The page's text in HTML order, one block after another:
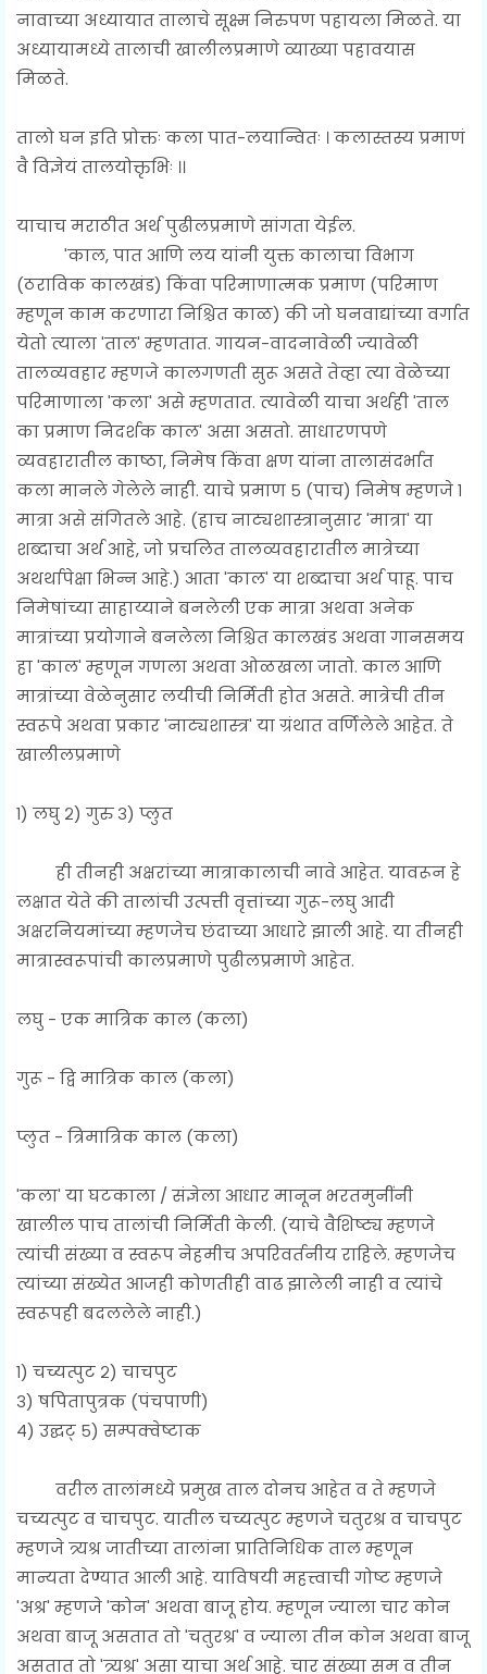
नावाच्या अध्यायात तालाचे सूक्ष्म निरुपण पहायला मिळते. या
अध्यायामध्ये तालाची खालीलप्रमाणे व्याख्या पहावयास
मिळते.
तालो घन इति प्रोक्तः कला पात-लयान्वितः । कलास्तस्य प्रमाणं
वै विज्ञेयं तालयोक्तृभिः ।।
याचाच मराठीत अर्थ पुढीलप्रमाणे सांगता येईल.
'काल, पात आणि लय यांनी युक्त कालाचा विभाग
(ठराविक कालखंड) किंवा परिमाणात्मक प्रमाण (परिमाण
म्हणून काम करणारा निश्चित काळ) की जो घनवाद्यांच्या वर्गात
येतो त्याला 'ताल' म्हणतात. गायन-वादनावेळी ज्यावेळी
तालव्यवहार म्हणजे कालगणती सुरू असते तेव्हा त्या वेळेच्या
परिमाणाला 'कला' असे म्हणतात. त्यावेळी याचा अर्थही 'ताल
का प्रमाण निदर्शक काल' असा असतो. साधारणपणे
व्यवहारातील काष्ठा, निमेष किंवा क्षण यांना तालासंदर्भात
कला मानले गेलेले नाही. याचे प्रमाण ५ (पाच) निमेष म्हणजे १
मात्रा असे संगितले आहे. (हाच नाट्यशास्त्रानुसार 'मात्रा' या
शब्दाचा अर्थ आहे, जो प्रचलित तालव्यवहारातील मात्रेच्या
अथर्थापेक्षा भिन्न आहे.) आता 'काल' या शब्दाचा अर्थ पाहू. पाच
निमेषांच्या साहाय्याने बनलेली एक मात्रा अथवा अनेक
मात्रांच्या प्रयोगाने बनलेला निश्चित कालखंड अथवा गानसमय
हा 'काल' म्हणून गणला अथवा ओळखला जातो. काल आणि
मात्रांच्या वेळेनुसार लयीची निर्मिती होत असते. मात्रेची तीन
स्वरूपे अथवा प्रकार 'नाट्यशास्त्र' या ग्रंथात वर्णिलेले आहेत. ते
खालीलप्रमाणे
१) लघु २) गुरु ३) प्लुत
ही तीनही अक्षरांच्या मात्राकालाची नावे आहेत. यावरून हे
लक्षात येते की तालांची उत्पत्ती वृत्तांच्या गुरू-लघु आदी
अक्षरनियमांच्या म्हणजेच छंदाच्या आधारे झाली आहे. या तीनही
मात्रास्वरूपांची कालप्रमाणे पुढीलप्रमाणे आहेत.
लघु - एक मात्रिक काल (कला)
गुरू - द्वि मात्रिक काल (कला)
प्लुत - त्रिमात्रिक काल (कला)
'कला' या घटकाला / संज्ञेला आधार मानून भरतमुनींनी
खालील पाच तालांची निर्मिती केली. (याचे वैशिष्ट्य म्हणजे
त्यांची संख्या व स्वरूप नेहमीच अपरिवर्तनीय राहिले. म्हणजेच
त्यांच्या संख्येत आजही कोणतीही वाढ झालेली नाही व त्यांचे
स्वरूपही बदललेले नाही.)
१) चच्यत्पुट २) चाचपुट
३) षपितापुत्रक (पंचपाणी)
४) उद्घट् ५) सम्पक्वेष्टाक
वरील तालांमध्ये प्रमुख ताल दोनच आहेत व ते म्हणजे
चच्यत्पुट व चाचपुट. यातील चच्यत्पुट म्हणजे चतुरश्र व चाचपुट
म्हणजे त्र्यश्र जातीच्या तालांना प्रातिनिधिक ताल म्हणून
मान्यता देण्यात आली आहे. याविषयी महत्त्वाची गोष्ट म्हणजे
'अश्र' म्हणजे 'कोन' अथवा बाजू होय. म्हणून ज्याला चार कोन
अथवा बाजू असतात तो 'चतुरश्र' व ज्याला तीन कोन अथवा बाजू
असतात तो 'त्र्यश्र' असा याचा अर्थ आहे. चार संख्या सम व तीन